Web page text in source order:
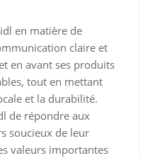
en matière de
claire et
en avant ses produits
tout en mettant
et la durabilité.
de répondre aux
soucieux de leur
valeurs importantes